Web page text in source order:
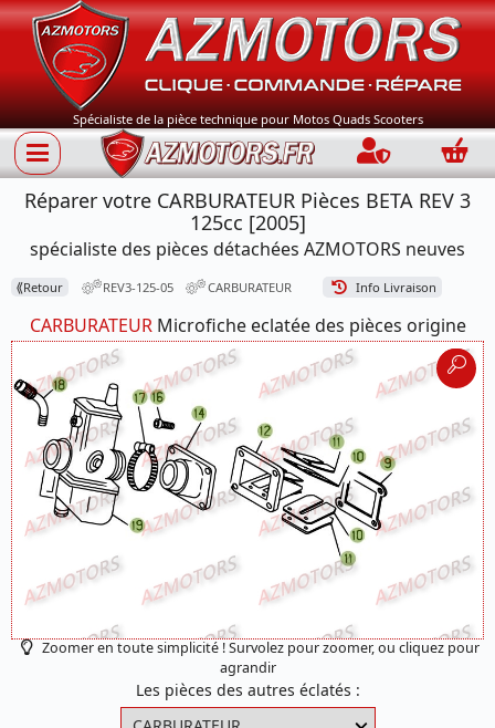
Spécialiste de la pièce technique pour Motos Quads Scooters
Connection
Réparer votre CARBURATEUR Pièces BETA REV 3
125cc [2005]
spécialiste des pièces détachées AZMOTORS neuves
⟪Retour REV3-125-05 CARBURATEUR Info Livraison
CARBURATEURMicrofiche eclatée des pièces origine
Zoomer en toute simplicité ! Survolez pour zoomer, ou cliquez pour
agrandir
Les pièces des autres éclatés :